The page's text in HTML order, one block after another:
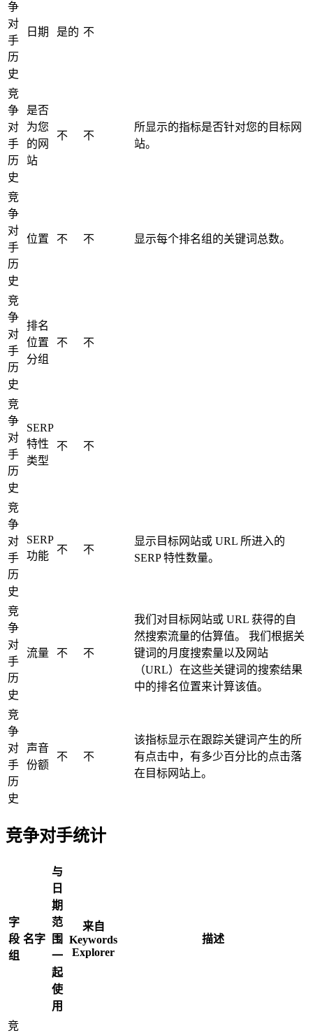
争
对
手
历
史
日期 是的 不
竞
争
对
手
历
史
是否
为您
的网
站
不 不
所显示的指标是否针对您的目标网
站。
竞
争
对
手
历
史
位置 不 不 显示每个排名组的关键词总数。
竞
争
对
手
历
史
排名
位置
分组
不 不
竞
争
对
手
历
史
SERP
特性
类型
不 不
竞
争
对
手
历
史
SERP
功能
不 不
显示目标网站或 URL 所进入的
SERP 特性数量。
竞
争
对
手
历
史
流量 不 不
我们对目标网站或 URL 获得的自
然搜索流量的估算值。 我们根据关
键词的月度搜索量以及网站
（URL）在这些关键词的搜索结果
中的排名位置来计算该值。
竞
争
对
手
历
史
声音
份额
不 不
该指标显示在跟踪关键词产生的所
有点击中，有多少百分比的点击落
在目标网站上。
竞争对手统计
字
段
组
名字
与
日
期
范
围
一
起
使
用
来自
Keywords
Explorer
描述
竞